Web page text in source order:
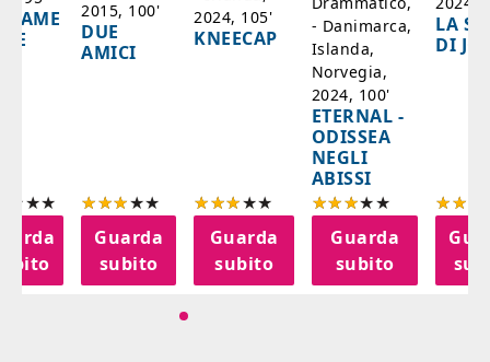
2015, 100'
DUE
AMICI
Guarda
subito
2024, 105'
KNEECAP
Guarda
subito
- Danimarca,
Islanda,
Norvegia,
2024, 100'
ETERNAL -
ODISSEA
NEGLI
ABISSI
Guarda
subito
LA
DI